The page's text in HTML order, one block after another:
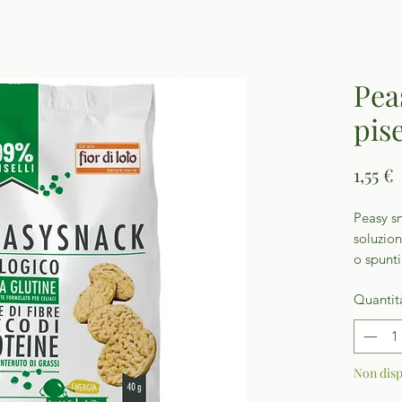
1,55 €
Peasy
o
Non